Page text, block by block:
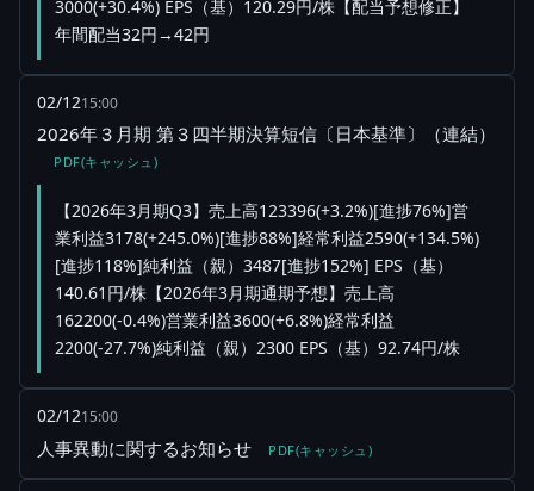
3000(+30.4%) EPS（基）120.29円/株【配当予想修正】
年間配当32円→42円
02/1215:00
2026年３月期 第３四半期決算短信〔日本基準〕（連結）
PDF(キャッシュ)
【2026年3月期Q3】売上高123396(+3.2%)[進捗76%]営
業利益3178(+245.0%)[進捗88%]経常利益2590(+134.5%)
[進捗118%]純利益（親）3487[進捗152%] EPS（基）
140.61円/株【2026年3月期通期予想】売上高
162200(-0.4%)営業利益3600(+6.8%)経常利益
2200(-27.7%)純利益（親）2300 EPS（基）92.74円/株
02/1215:00
人事異動に関するお知らせ PDF(キャッシュ)